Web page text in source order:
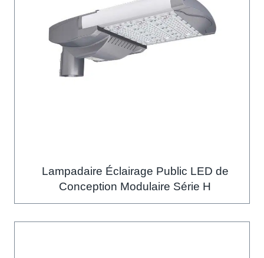
Lampadaire Éclairage Public LED de
Conception Modulaire Série H